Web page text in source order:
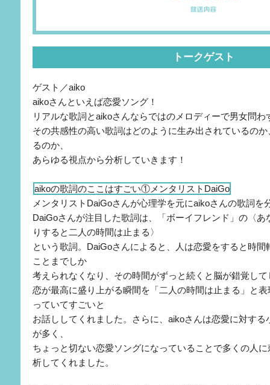
トークゲスト
ゲスト／aiko
aikoさんといえば恋愛ソング！
リアルな歌詞とaikoさんならではのメロディーで男女問わ
その共感性の高い歌詞はどのように生み出されているの
るのか、
あらゆる視点から分析していきます！
aikoの歌詞のここはすごい①メンタリストDaiGo
メンタリストDaiGoさんが心理学を元にaikoさんの歌詞を
DaiGoさんが注目した歌詞は、「ボーイフレンド」の〈
りすると二人の時間は止まる〉
という歌詞。DaiGoさんによると、人は恋愛をすると時間
ことまでしか
考えられなくなり、その時間がずっと続くと脳が錯覚し
恋が最高に盛り上がる瞬間を「二人の時間は止まる」と
っていてすごいと
お話ししてくれました。さらに、aikoさんは恋愛に対す
が多く、
ちょっと切ない恋愛ソングになっていることで多くの人
析してくれました。